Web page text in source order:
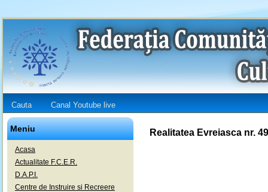
Cauta Canal Youtube live
Meniu
Acasa
Actualitate F.C.E.R.
D.A.P.I.
Centre de Instruire si Recreere
Realitatea Evreiasca nr.